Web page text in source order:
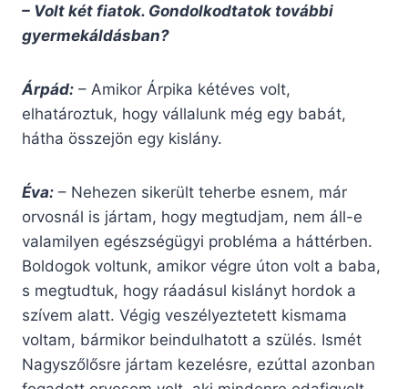
– Volt két fiatok. Gondolkodtatok további
gyermekáldásban?
Árpád: – Amikor Árpika kétéves volt,
elhatároztuk, hogy vállalunk még egy babát,
hátha összejön egy kislány.
Éva: – Nehezen sikerült teherbe esnem, már
orvosnál is jártam, hogy megtudjam, nem áll-e
valamilyen egészségügyi probléma a háttérben.
Boldogok voltunk, amikor végre úton volt a baba,
s megtudtuk, hogy ráadásul kislányt hordok a
szívem alatt. Végig veszélyeztetett kismama
voltam, bármikor beindulhatott a szülés. Ismét
Nagyszőlősre jártam kezelésre, ezúttal azonban